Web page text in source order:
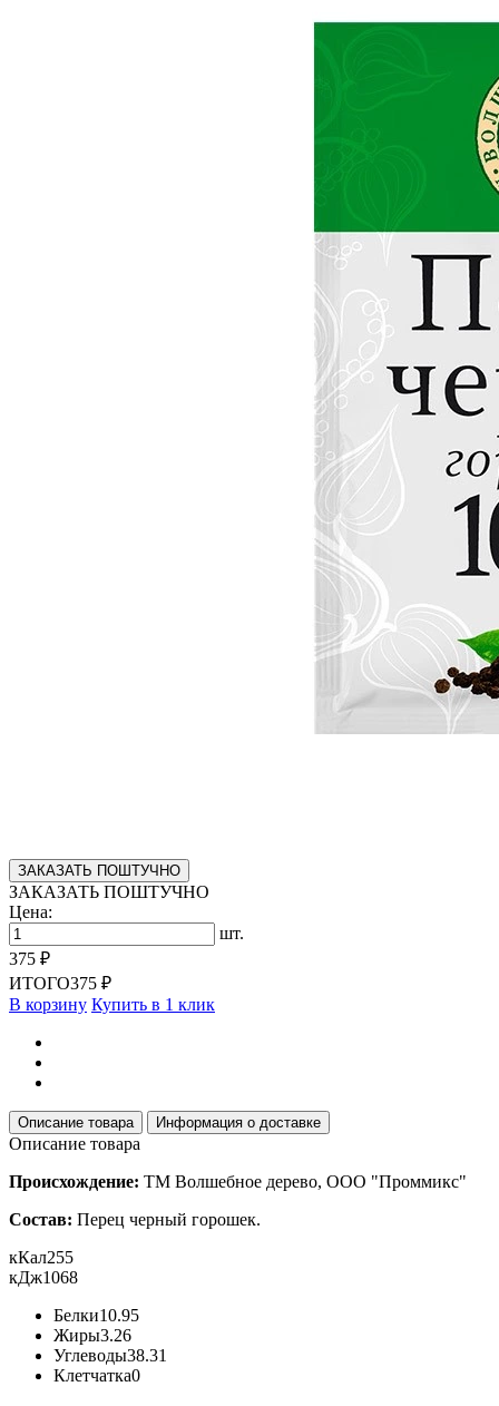
ЗАКАЗАТЬ ПОШТУЧНО
ЗАКАЗАТЬ ПОШТУЧНО
Цена:
шт.
375 ₽
ИТОГО375 ₽
В корзину Купить в 1 клик
Описание товара Информация о доставке
Описание товара
Происхождение: ТМ Волшебное дерево, ООО "Проммикс"
Состав: Перец черный горошек.
кКал255
кДж1068
Белки10.95
Жиры3.26
Углеводы38.31
Клетчатка0